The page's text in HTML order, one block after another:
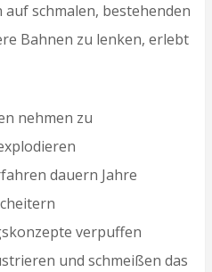
schmalen, bestehenden
Bahnen zu lenken, erlebt
nehmen zu
dauern Jahre
verpuffen
und schmeißen das